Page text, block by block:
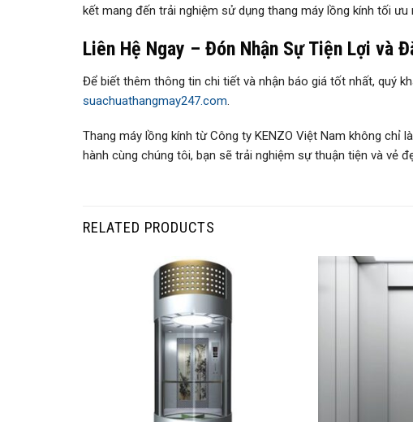
kết mang đến trải nghiệm sử dụng thang máy lồng kính tối
Liên Hệ Ngay – Đón Nhận Sự Tiện Lợi và
Để biết thêm thông tin chi tiết và nhận báo giá tốt nhất, quý
suachuathangmay247.com.
Thang máy lồng kính từ Công ty KENZO Việt Nam không
hành cùng chúng tôi, bạn sẽ trải nghiệm sự thuận tiện và vẻ
RELATED PRODUCTS